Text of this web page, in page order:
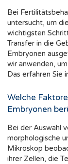
Bei
untersucht, um
wichtigsten
Transfer in die
Embryonen
wir anwenden,
Das erfahren Sie
Welche
Embryonen
Bei der Auswahl
morphologische
Mikroskop
ihrer Zellen, die